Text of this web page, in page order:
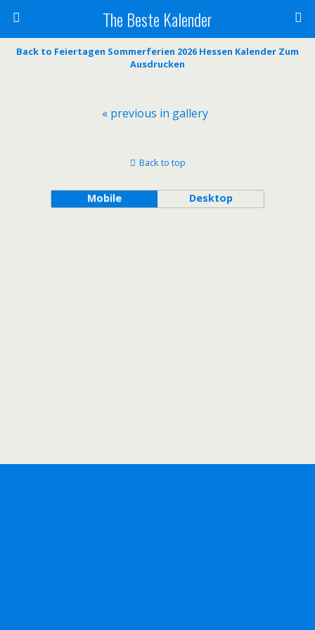
The Beste Kalender
Back to Feiertagen Sommerferien 2026 Hessen Kalender Zum
Ausdrucken
« previous in gallery
Back to top
Mobile Desktop